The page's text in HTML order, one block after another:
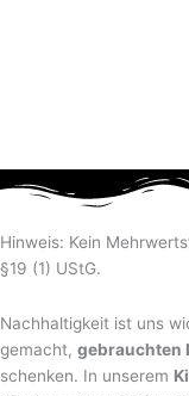
Hinweis: Kein
§19 (1) UStG.
Nachhaltigkeit ist uns
gemacht, gebrauchten
schenken. In unserem